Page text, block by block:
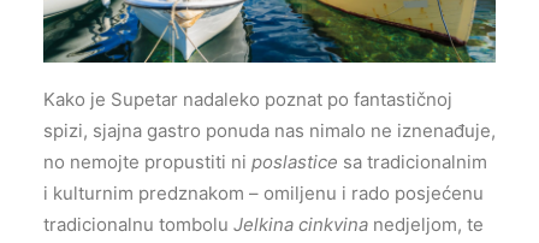
Kako je Supetar nadaleko poznat po fantastičnoj
spizi, sjajna gastro ponuda nas nimalo ne iznenađuje,
no nemojte propustiti ni poslastice sa tradicionalnim
i kulturnim predznakom – omiljenu i rado posjećenu
tradicionalnu tombolu Jelkina cinkvina nedjeljom, te